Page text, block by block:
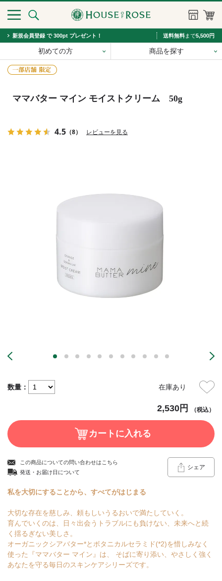
新規会員登録 で 300pt プレゼント！ 送料無料まで5,500円
初めての方 商品を探す
ママバター マイン モイストクリーム 50g
4.5（8） レビューを見る
2,530円 （税込）
数量： 在庫あり
この商品についての問い合わせはこちら
発送・お届け日について
シェア
私を大切にすることから、すべてがはじまる
大切な存在を慈しみ、頼もしいうるおいで満たしていく。
育んでいくのは、日々出会うトラブルにも負けない、未来へと続
く揺るぎない美しさ。
オーガニックシアバター*とボタニカルセラミド(*2)を惜しみなく
使った『ママバター マイン』は、 そばに寄り添い、やさしく強く
あなたを守る毎日のスキンケアシリーズです。